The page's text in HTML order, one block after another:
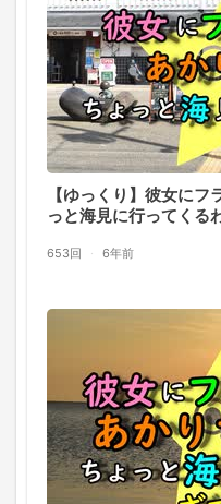
【ゆっくり】彼女にフ
っと海見に行ってく
653回 · 6年前